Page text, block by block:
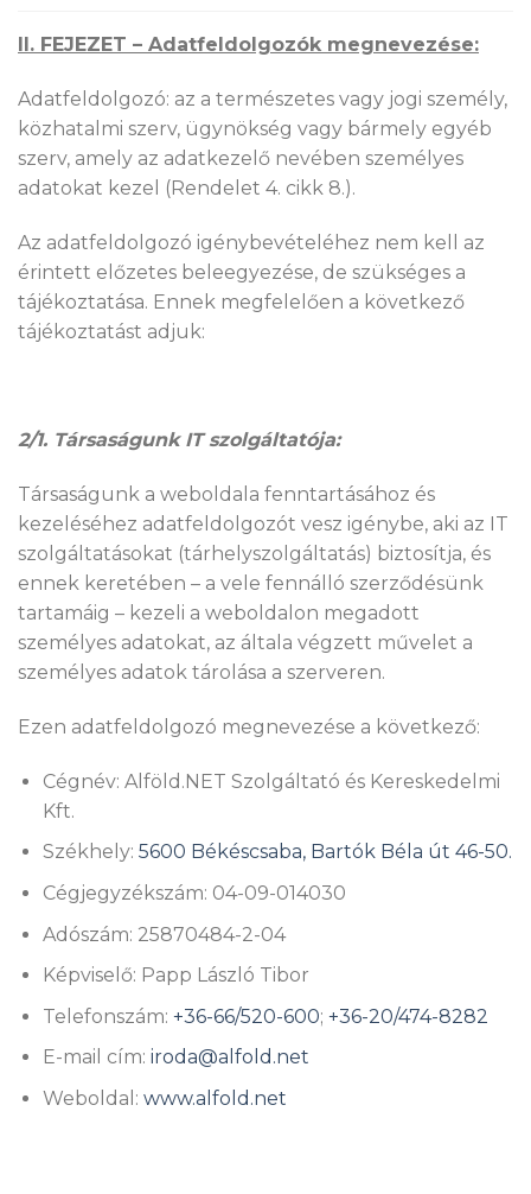
II. FEJEZET – Adatfeldolgozók megnevezése:
Adatfeldolgozó: az a természetes vagy jogi személy,
közhatalmi szerv, ügynökség vagy bármely egyéb
szerv, amely az adatkezelő nevében személyes
adatokat kezel (Rendelet 4. cikk 8.).
Az adatfeldolgozó igénybevételéhez nem kell az
érintett előzetes beleegyezése, de szükséges a
tájékoztatása. Ennek megfelelően a következő
tájékoztatást adjuk:
2/1. Társaságunk IT szolgáltatója:
Társaságunk a weboldala fenntartásához és
kezeléséhez adatfeldolgozót vesz igénybe, aki az IT
szolgáltatásokat (tárhelyszolgáltatás) biztosítja, és
ennek keretében – a vele fennálló szerződésünk
tartamáig – kezeli a weboldalon megadott
személyes adatokat, az általa végzett művelet a
személyes adatok tárolása a szerveren.
Ezen adatfeldolgozó megnevezése a következő:
Cégnév: Alföld.NET Szolgáltató és Kereskedelmi
Kft.
Székhely: 5600 Békéscsaba, Bartók Béla út 46-50.
Cégjegyzékszám: 04-09-014030
Adószám: 25870484-2-04
Képviselő: Papp László Tibor
Telefonszám: +36-66/520-600; +36-20/474-8282
E-mail cím: iroda@alfold.net
Weboldal: www.alfold.net